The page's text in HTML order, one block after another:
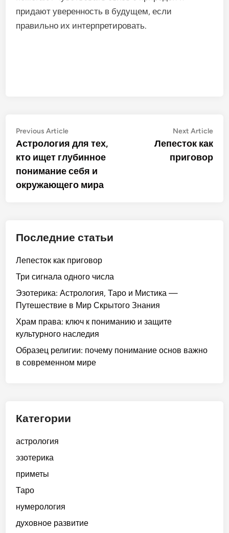
придают уверенность в будущем, если
правильно их интерпретировать.
Post
navigation
Previous ArticlePrevious
article:
Астрология для тех,
кто ищет глубинное
понимание себя и
окружающего мира
Next Article
Лепесток как
приговор
Последние статьи
Лепесток как приговор
Три сигнала одного числа
Эзотерика: Астрология, Таро и Мистика —
Путешествие в Мир Скрытого Знания
Храм права: ключ к пониманию и защите
культурного наследия
Образец религии: почему понимание основ важно
в современном мире
Категории
астрология
эзотерика
приметы
Таро
нумерология
духовное развитие